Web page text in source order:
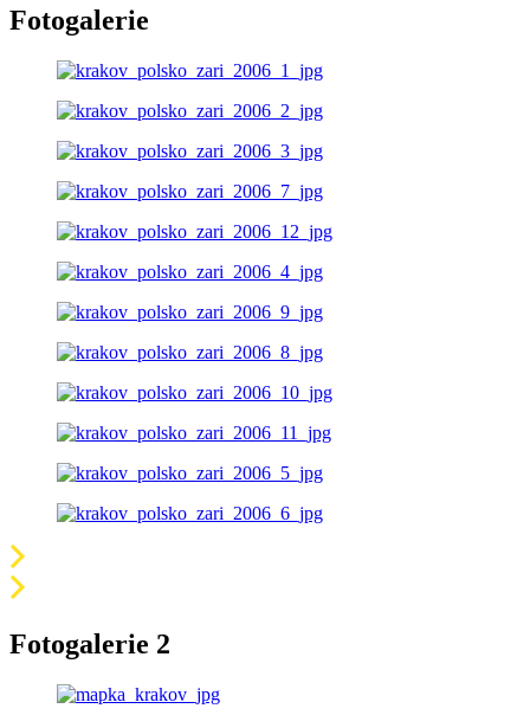
Fotogalerie
Fotogalerie 2